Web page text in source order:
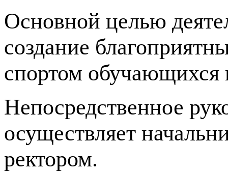
Основной целью
создание
спортом обучающихся
Непосредственное
осуществляет
ректором.